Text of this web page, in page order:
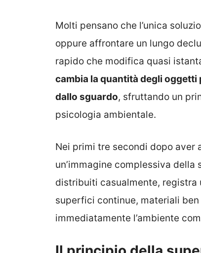
Molti pensano che l’unica
oppure affrontare un lungo
rapido che modifica quasi
cambia la quantità degli
dallo sguardo, sfruttando un
psicologia ambientale.
Nei primi tre secondi dopo
un’immagine complessiva
distribuiti casualmente, registra
superfici continue, materiali
immediatamente l’ambiente